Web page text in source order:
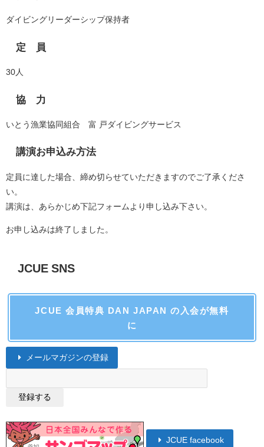
ダイビングリーダーシップ保持者
定 員
30人
協 力
いとう漁業協同組合 富 戸ダイビングサービス
講演お申込み方法
定員に達した場合、締め切らせていただきますのでご了承くださ
い。
講演は、あらかじめ下記フォームより申し込み下さい。
お申し込みは終了しました。
JCUE SNS
JCUE 会員特典 DAN JAPAN の入会が無料
に
メールマガジンの登録
JCUE facebook